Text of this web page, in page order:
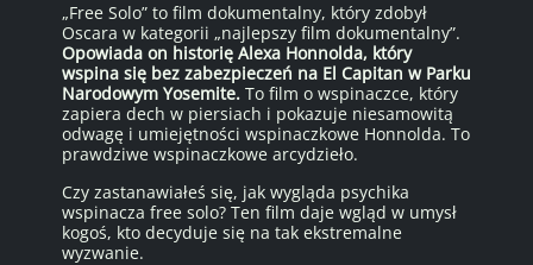
„Free Solo” to film dokumentalny, który zdobył
Oscara w kategorii „najlepszy film dokumentalny”.
Opowiada on historię Alexa Honnolda, który
wspina się bez zabezpieczeń na El Capitan w Parku
Narodowym Yosemite. To film o wspinaczce, który
zapiera dech w piersiach i pokazuje niesamowitą
odwagę i umiejętności wspinaczkowe Honnolda. To
prawdziwe wspinaczkowe arcydzieło.
Czy zastanawiałeś się, jak wygląda psychika
wspinacza free solo? Ten film daje wgląd w umysł
kogoś, kto decyduje się na tak ekstremalne
wyzwanie.